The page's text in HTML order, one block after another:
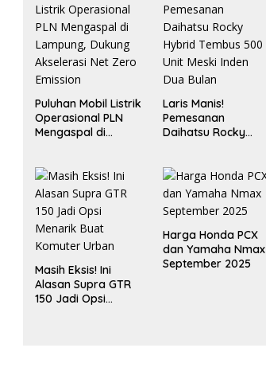
Puluhan Mobil Listrik
Operasional PLN
Mengaspal di
Emission
Laris Manis!
Pemesanan
Daihatsu Rocky
Dua Bulan
Masih Eksis! Ini
Alasan Supra GTR
150 Jadi Opsi
Harga Honda PCX
dan Yamaha Nmax
September 2025